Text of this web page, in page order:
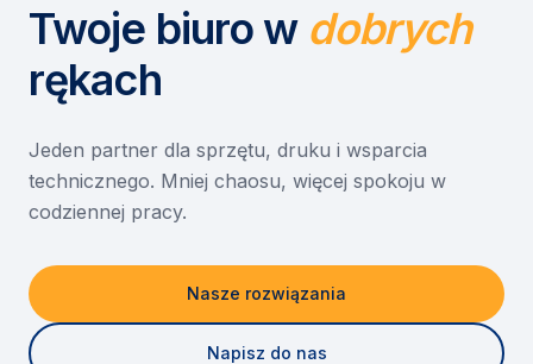
Drukarki i urządzenia wielofunkcyjne
Etykiety i identyfikacja
Skanery i obieg dokumentów
Monitory interaktywne
Niszczarki dokumentów
Wynajem drukarek
Wynajem urządzeń biurowych
Asystent druku
EZD RP
Misja szkoła
Serwis
O nas
Kontakt
Twoje biuro w dobrych
rękach
Jeden partner dla sprzętu, druku i wsparcia
technicznego. Mniej chaosu, więcej spokoju w
codziennej pracy.
Nasze rozwiązania
Napisz do nas